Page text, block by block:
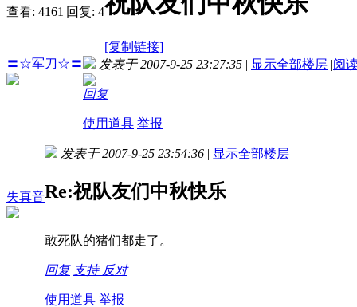
查看: 4161 |回复: 4
[复制链接]
〓☆军刀☆〓
发表于 2007-9-25 23:27:35 | 显示全部楼层 |阅
回复
使用道具 举报
失真音
发表于 2007-9-25 23:54:36 | 显示全部楼层
Re:祝队友们中秋快乐
敢死队的猪们都走了。
回复 支持 反对
使用道具 举报